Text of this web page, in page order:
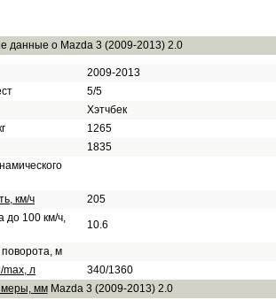
данные о Mazda 3 (2009-2013) 2.0
2009-2013
5/5
Хэтчбек
1265
1835
км/ч
205
до 100 км/ч,
10.6
м
max, л
340/1360
ммMazda 3 (2009-2013) 2.0